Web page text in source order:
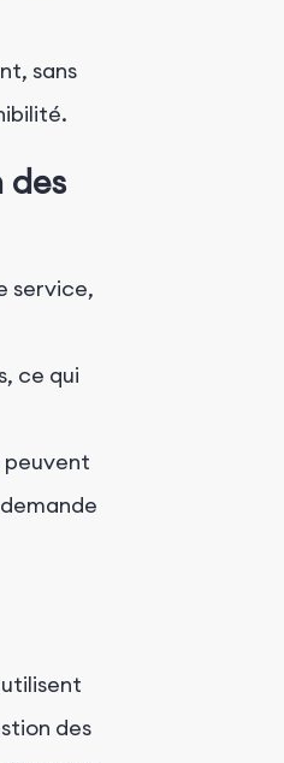
sans
des
service,
ce qui
peuvent
des